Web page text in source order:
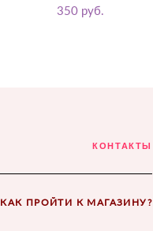
350 pуб.
КОНТАКТЫ
КАК ПРОЙТИ К МАГАЗИНУ?